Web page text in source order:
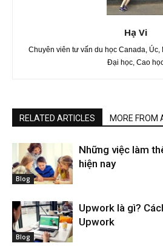
Hạ Vi
Chuyên viên tư vấn du học Canada, Úc,
Đại học, Cao
RELATED ARTICLES MORE FROM
Blog
Những việc làm
hiện nay
Blog
Upwork là gì?
Upwork